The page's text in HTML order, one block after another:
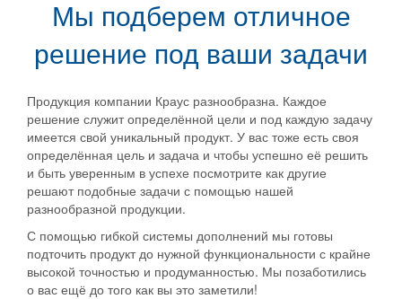
Мы подберем отличное
решение под ваши задачи
Продукция компании Краус разнообразна. Каждое
решение служит определённой цели и под каждую задачу
имеется свой уникальный продукт. У вас тоже есть своя
определённая цель и задача и чтобы успешно её решить
и быть уверенным в успехе посмотрите как другие
решают подобные задачи с помощью нашей
разнообразной продукции.
С помощью гибкой системы дополнений мы готовы
подточить продукт до нужной функциональности с крайне
высокой точностью и продуманностью. Мы позаботились
о вас ещё до того как вы это заметили!